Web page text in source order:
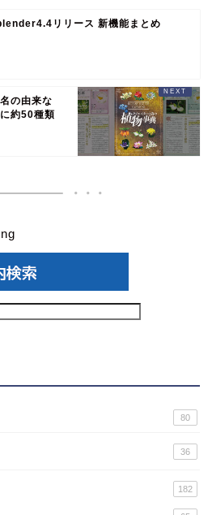
リリース 新機能まとめ
の由来な
約50種類
80
36
182